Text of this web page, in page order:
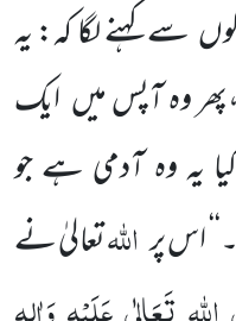
سے کہنے لگا کہ: یہ
وہ آپس میں ایک
یہ وہ آدمی ہے جو
اس پراللہتعالیٰ نے